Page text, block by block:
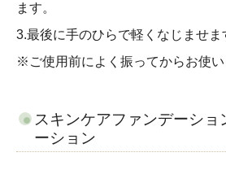
ます。
3.最後に手のひらで軽くなじませま
※ご使用前によく振ってからお使い
スキンケアファンデーショ
ーション